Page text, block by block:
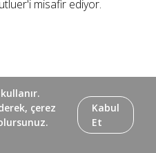
misafir ediyor.
çerez
Kabul
Et